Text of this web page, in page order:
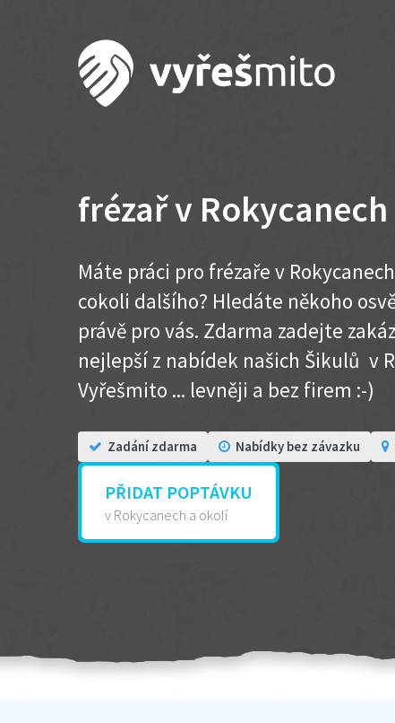
frézař v Rokycanech
Máte práci pro frézaře v
cokoli dalšího? Hledáte někoho
právě pro vás. Zdarma zadejte
nejlepší z nabídek našich Šikulů v
Vyřešmito ... levněji a bez firem :-)
Zadání zdarma Nabídky bez závazku
PŘIDAT POPTÁVKU
v Rokycanech a okolí